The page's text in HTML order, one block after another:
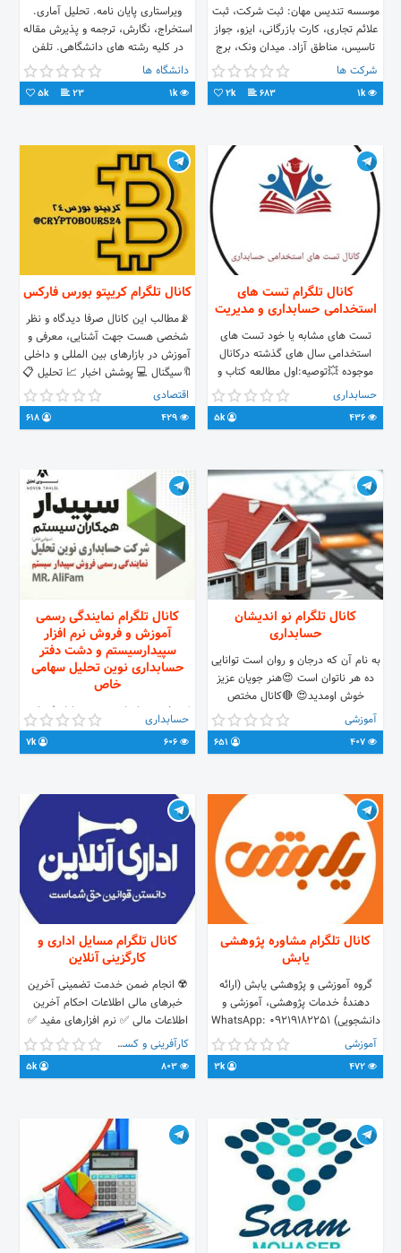
موسسه تندیس مهان: ثبت شرکت، ثبت
علائم تجاری، کارت بازرگانی، ایزو، جواز
تاسیس، مناطق آزاد. میدان ونک، برج
آسمان واحد 508 ☎ 021-41858 📱
09122850086
شرکت ها
1k
683
2k
ویراستاری پایان نامه. تحلیل آماری.
استخراج، نگارش، ترجمه و پذیرش مقاله
در کلیه رشته های دانشگاهی. تلفن
های تماس: 02166564246
09106911682 و 83 و 84
دانشگاه ها
1k
23
5k
کانال تلگرام تست های
استخدامی حسابداری و مدیریت
تست های مشابه یا خود تست های
استخدامی سال های گذشته درکانال
موجوده 💥توصیه:اول مطالعه کتاب و
تست های کتاب بعدکانال تبلیغات با
بازدهی عالی👇👇
https://t.me/+RGUO3gBavhllZDc0
حسابداری
5k
کانال تلگرام کریپتو بورس فارکس
📡مطالب این کانال صرفا دیدگاه و نظر
شخصی هست جهت آشنایی، معرفی و
آموزش در بازارهای بین المللی و داخلی
🔖سیگنال 💻 پوشش اخبار 📈 تحلیل 📋
آموزش ⚠️سود و زیان هر شخص به
عهده همان شخص می باشد🙏 ➖➖➖
📞 پشتیبانی : 💻
اقتصادی
کانال تلگرام نو اندیشان
حسابداری
به نام آن که درجان و روان است توانایی
ده هر ناتوان است 😍هنر جویان عزیز
خوش اومدید😍 🔴کانال مختص
هنرجویان و دانشجویان حسابداری🔴
🔴حل و آموزش نمونه تست های
کنکوری🔴 🔴ارسال مطالب و مباحث
آموزشی
کانال تلگرام نمایندگی رسمی
آموزش و فروش نرم افزار
سپیدارسیستم و دشت دفتر
حسابداری نوین تحلیل سهامی
خاص
✅ دفتر حسابداری نوین تحلیل (سهامی
خاص) ✅ نمایندگی رسمی فروش و
آموزش نرم افزار دشت و سپیدار سیستم
حسابداری
7k
کانال تلگرام مشاوره پژوهشی
یابش
گروه آموزشی و پژوهشی یابش (ارائه
دهندۀ خدمات پژوهشی، آموزشی و
دانشجویی) WhatsApp: ۰۹۲۱۹۱۸۲۲۵۱
Telegram: @journaloffice
instagram: yabeshinstitute
آموزشی
3k
کانال تلگرام مسایل اداری و
کارگزینی آنلاین
☢️ انجام ضمن خدمت تضمینی آخرین
خبرهای مالی اطلاعات احکام آخرین
اطلاعات مالی ✅ نرم افزارهای مفید ✅
آیین نامه ومصوبات
کارآفرینی و کسب و کار
5k